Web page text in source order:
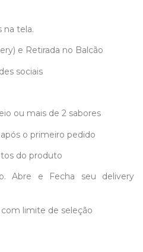
na tela.
e Retirada no Balcão
sociais
ou mais de 2 sabores
o primeiro pedido
do produto
Abre e Fecha seu delivery
limite de seleção